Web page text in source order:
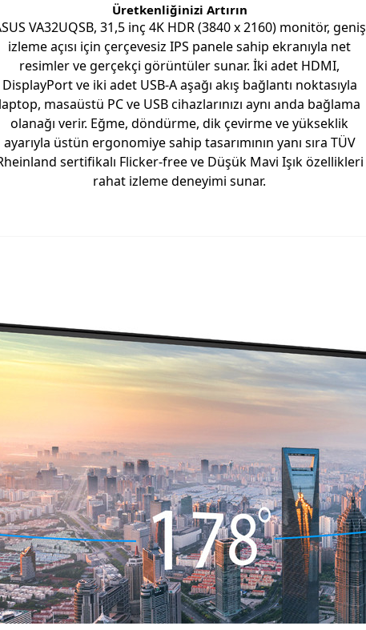
Üretkenliğinizi Artırın
VA32UQSB, 31,5 inç 4K HDR (3840 x 2160) monitör, geniş
izleme açısı için çerçevesiz IPS panele sahip ekranıyla net
resimler ve gerçekçi görüntüler sunar. İki adet HDMI,
DisplayPort ve iki adet USB-A aşağı akış bağlantı noktasıyla
masaüstü PC ve USB cihazlarınızı aynı anda bağlama
olanağı verir. Eğme, döndürme, dik çevirme ve yükseklik
ayarıyla üstün ergonomiye sahip tasarımının yanı sıra TÜV
sertifikalı Flicker-free ve Düşük Mavi Işık özellikleri
rahat izleme deneyimi sunar.